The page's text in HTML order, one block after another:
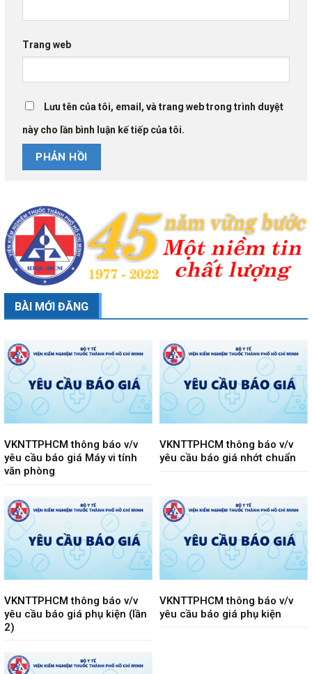
Trang web
Lưu tên của tôi, email, và trang web trong trình duyệt
này cho lần bình luận kế tiếp của tôi.
BÀI MỚI ĐĂNG
VKNTTPHCM thông báo v/v
yêu cầu báo giá Máy vi tính
văn phòng
VKNTTPHCM thông báo v/v
yêu cầu báo giá nhớt chuẩn
VKNTTPHCM thông báo v/v
yêu cầu báo giá phụ kiện (lần
2)
VKNTTPHCM thông báo v/v
yêu cầu báo giá phụ kiện